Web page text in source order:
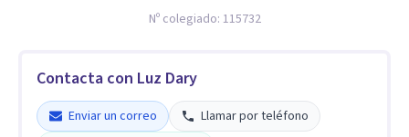
Nº colegiado: 115732
Contacta con Luz Dary
Enviar un correo
Llamar por teléfono